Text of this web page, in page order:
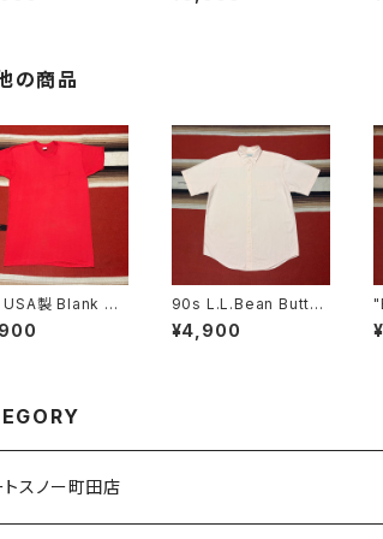
の商品
製 Blank Po
T-shirt size XL
90s L.L.Bean Button
Down Short Sleeve
Stripe Shirt size M
¥4,900
トスノー町田店